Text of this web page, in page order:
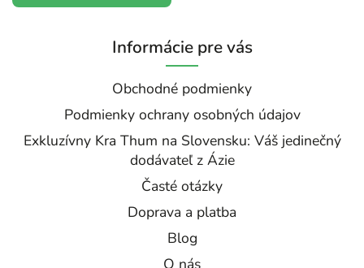
Informácie pre vás
Obchodné podmienky
Podmienky ochrany osobných údajov
Exkluzívny Kra Thum na Slovensku: Váš jedinečný
dodávateľ z Ázie
Časté otázky
Doprava a platba
Blog